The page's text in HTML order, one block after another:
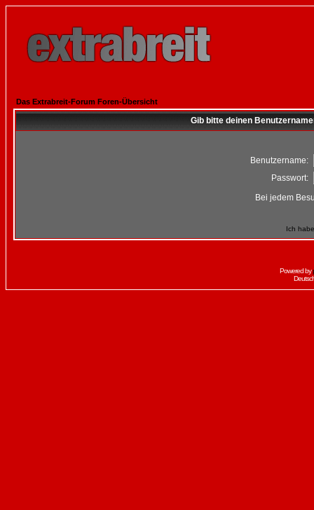
Das Extrabreit-Forum Foren-Übersicht
Gib bitte deinen
Benutzername:
Passwort:
Bei jedem
Ich
Powered by